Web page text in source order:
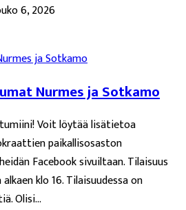
6, 2026
ja Sotkamo
Nurmes ja Sotkamo
Voit löytää lisätietoa
paikallisosaston
Facebook sivuiltaan. Tilaisuus
klo 16. Tilaisuudessa on
Olisi...